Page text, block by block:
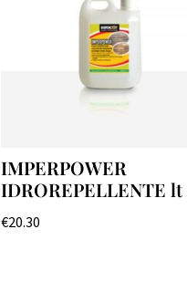
IMPERPOWER
IDROREPELLENTE lt
€20.30